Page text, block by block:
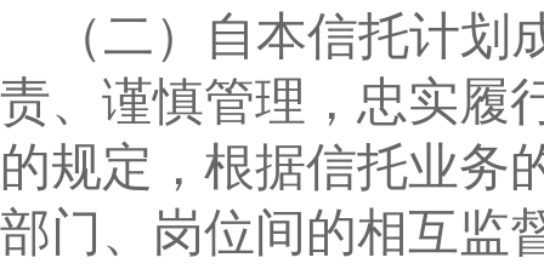
（二）自本信托计
责、谨慎管理，忠实履
的规定，根据信托业务
部门、岗位间的相互监